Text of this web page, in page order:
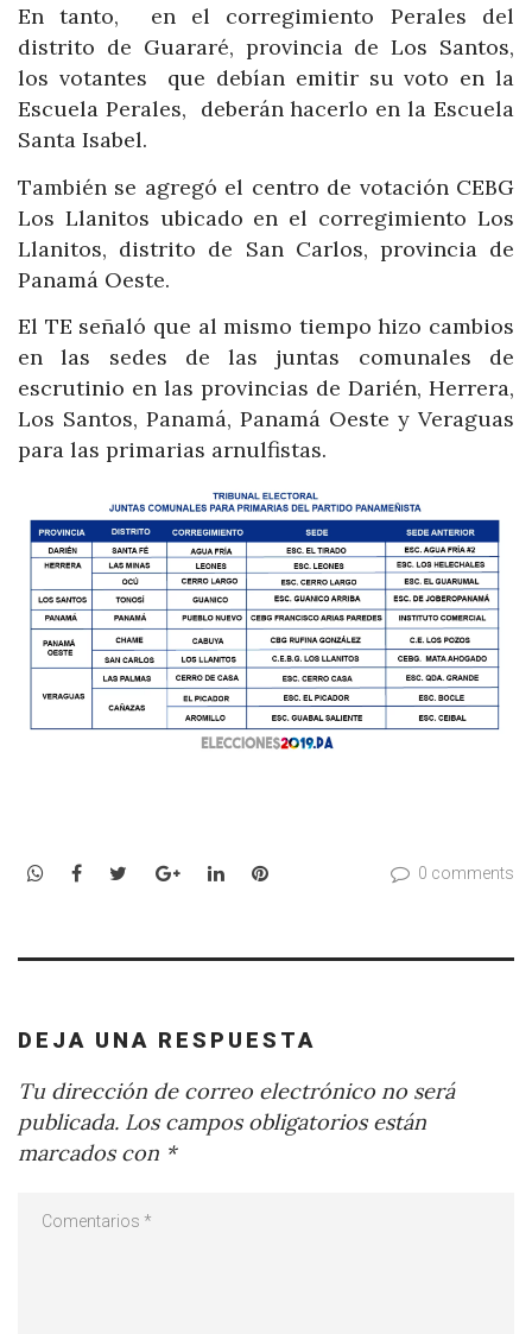
En tanto, en el corregimiento Perales del
distrito de Guararé, provincia de Los Santos,
los votantes que debían emitir su voto en la
Escuela Perales, deberán hacerlo en la Escuela
Santa Isabel.
También se agregó el centro de votación CEBG
Los Llanitos ubicado en el corregimiento Los
Llanitos, distrito de San Carlos, provincia de
Panamá Oeste.
El TE señaló que al mismo tiempo hizo cambios
en las sedes de las juntas comunales de
escrutinio en las provincias de Darién, Herrera,
Los Santos, Panamá, Panamá Oeste y Veraguas
para las primarias arnulfistas.
WhatsApp
Facebook
TwitterGoogle+LinkedInPinterest 0 comments
DEJA UNA RESPUESTA
Tu dirección de correo electrónico no será
publicada. Los campos obligatorios están
marcados con *